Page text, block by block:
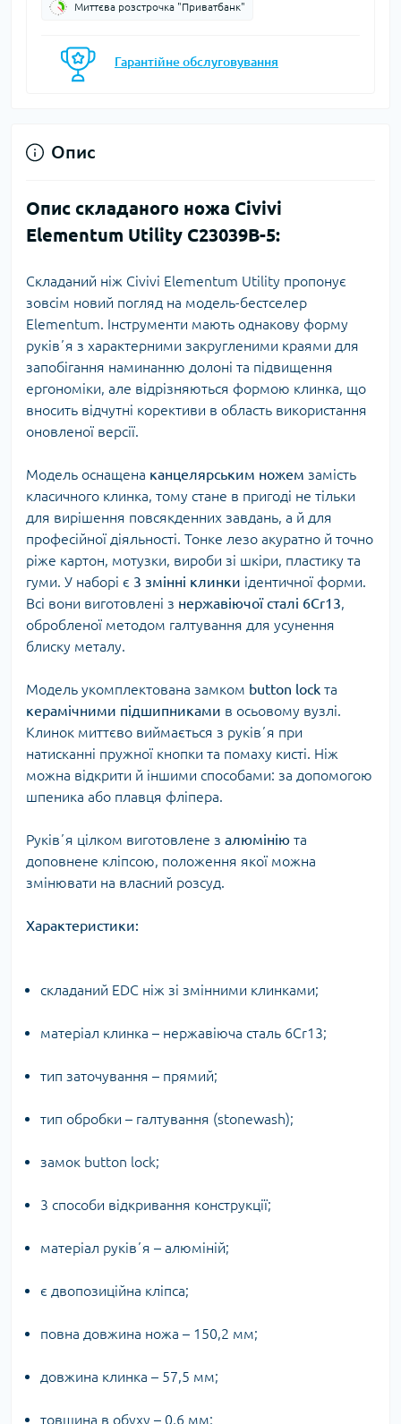
Миттєва розстрочка "Приватбанк"
Гарантійне обслуговування
Опис
Опис складаного ножа Civivi
Elementum Utility C23039B-5:
Складаний ніж Civivi Elementum Utility пропонує
зовсім новий погляд на модель-бестселер
Elementum. Інструменти мають однакову форму
руківʼя з характерними закругленими краями для
запобігання наминанню долоні та підвищення
ергономіки, але відрізняються формою клинка, що
вносить відчутні корективи в область використання
оновленої версії.
Модель оснащена канцелярським ножем замість
класичного клинка, тому стане в пригоді не тільки
для вирішення повсякденних завдань, а й для
професійної діяльності. Тонке лезо акуратно й точно
ріже картон, мотузки, вироби зі шкіри, пластику та
гуми. У наборі є 3 змінні клинки ідентичної форми.
Всі вони виготовлені з нержавіючої сталі 6Cr13,
обробленої методом галтування для усунення
блиску металу.
Модель укомплектована замком button lock та
керамічними підшипниками в осьовому вузлі.
Клинок миттєво виймається з руківʼя при
натисканні пружної кнопки та помаху кисті. Ніж
можна відкрити й іншими способами: за допомогою
шпеника або плавця фліпера.
Руківʼя цілком виготовлене з алюмінію та
доповнене кліпсою, положення якої можна
змінювати на власний розсуд.
Характеристики:
складаний EDC ніж зі змінними клинками;
матеріал клинка – нержавіюча сталь 6Cr13;
тип заточування – прямий;
тип обробки – галтування (stonewash);
замок button lock;
3 способи відкривання конструкції;
матеріал руківʼя – алюміній;
є двопозиційна кліпса;
повна довжина ножа – 150,2 мм;
довжина клинка – 57,5 мм;
товщина в обуху – 0,6 мм;